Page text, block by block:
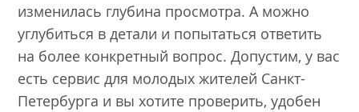
изменилась глубина просмотра. А можно
углубиться в детали и попытаться ответить
на более конкретный вопрос. Допустим, у вас
есть сервис для молодых жителей Санкт-
Петербурга и вы хотите проверить, удобен